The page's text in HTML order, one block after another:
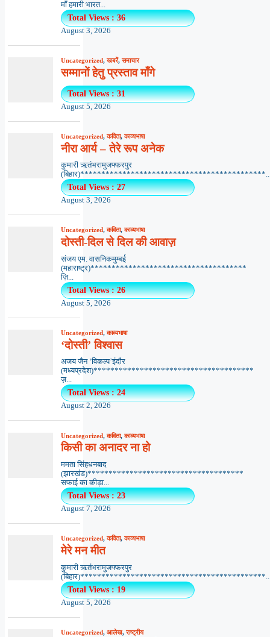
माँ हमारी भारत...
Total Views : 36
August 3, 2026
Uncategorized,खबरें,समाचार
सम्मानों हेतु प्रस्ताव माँगे
Total Views : 31
August 5, 2026
Uncategorized,कविता,काव्यभाषा
नीरा आर्य – तेरे रूप अनेक
कुमारी ऋतंभरामुजफ्फरपुर
Total Views : 27
August 3, 2026
Uncategorized,कविता,काव्यभाषा
दोस्ती-दिल से दिल की आवाज़
संजय एम. वासनिकमुम्बई
(महाराष्ट्र)*************************************
ज़ि...
Total Views : 26
August 5, 2026
Uncategorized,काव्यभाषा
‘दोस्ती’ विश्वास
अजय जैन ‘विकल्प’इंदौर
(मध्यप्रदेश)**************************************
ज़...
Total Views : 24
August 2, 2026
Uncategorized,कविता,काव्यभाषा
किसी का अनादर ना हो
ममता सिंहधनबाद
(झारखंड)*************************************
सफाई का कीड़ा...
Total Views : 23
August 7, 2026
Uncategorized,कविता,काव्यभाषा
मेरे मन मीत
कुमारी ऋतंभरामुजफ्फरपुर
Total Views : 19
August 5, 2026
Uncategorized, आलेख,राष्ट्रीय